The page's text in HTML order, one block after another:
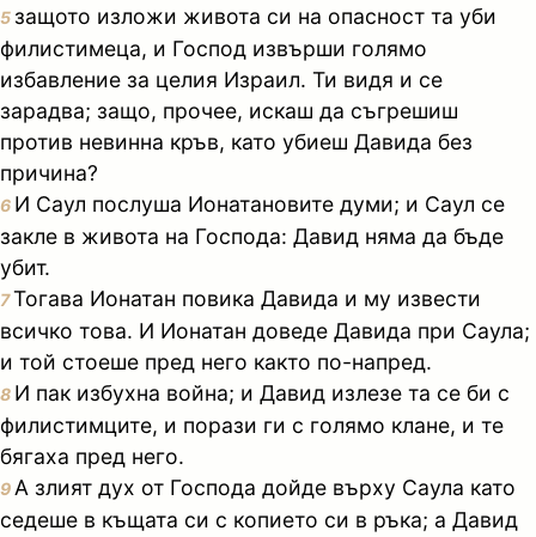
5 защото изложи живота си на опасност та уби
филистимеца, и Господ извърши голямо
избавление за целия Израил. Ти видя и се
зарадва; защо, прочее, искаш да съгрешиш
против невинна кръв, като убиеш Давида без
причина?
6 И Саул послуша Ионатановите думи; и Саул се
закле в живота на Господа: Давид няма да бъде
убит.
7Тогава Ионатан повика Давида и му извести
всичко това. И Ионатан доведе Давида при Саула;
и той стоеше пред него както по-напред.
8 И пак избухна война; и Давид излезе та се би с
филистимците, и порази ги с голямо клане, и те
бягаха пред него.
9 А злият дух от Господа дойде върху Саула като
седеше в къщата си с копието си в ръка; а Давид